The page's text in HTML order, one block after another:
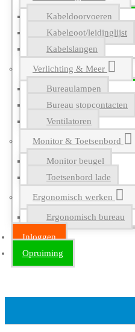
Kabeldoorvoeren
Kabelgoot/leidinglijst
Kabelslangen
Verlichting & Meer
Bureaulampen
Bureau stopcontacten
Ventilatoren
Monitor & Toetsenbord
Monitor beugel
Toetsenbord lade
Ergonomisch werken
Ergonomisch bureau
Inloggen
Opruiming